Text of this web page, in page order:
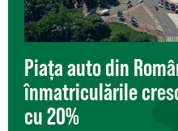
Piața auto din
înmatriculările
cu 20%